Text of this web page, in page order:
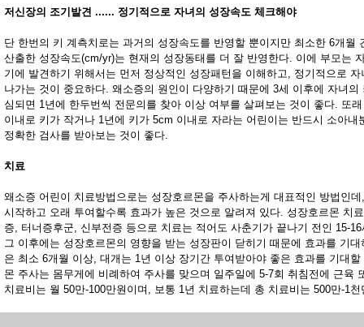
저신장의 조기발견 ...... 정기적으로 자녀의 성장속도 체크해야
단 한번의 키 계측치로는 과거의 성장속도를 반영할 뿐이지만 최소한 6개월
산출한 성장속도(cm/yr)는 현재의 성장동태를 더 잘 반영한다. 이에 부모는
기에 발견하기 위해서는 먼저 정상적인 성장패턴을 이해하고, 정기적으로
나가는 것이 중요하다. 왜소증의 원인이 다양하기 때문에 3세 이후에 자녀
심되면 1년에 한두번씩 전문의를 찾아 이상 여부를 살펴보는 것이 좋다. 또
이내로 키가 작거나 1년에 키가 5cm 이내로 자라는 어린이는 반드시 소아내
정확한 검사를 받아보는 것이 좋다.
치료
왜소증 어린이 치료방법으로는 성장호르몬을 주사하는게 대표적인 방법인
시작하고 오래 투여할수록 효과가 높은 것으로 알려져 있다. 성장호르몬 치
증, 터너증후군, 신부전증 등으로 치료는 적어도 사춘기가 끝나기 전인 15-
그 이후에는 성장호르몬의 영향을 받는 성장판이 닫히기 때문에 효과를 기
은 최소 6개월 이상, 대개는 1년 이상 장기간 투여받아야 좋은 효과를 기대
몬 주사는 몸무게에 비례하여 주사를 맞으며 일주일에 5-7회 취침전에 근육
치료비는 월 50만-100만원이며, 보통 1년 치료하는데 총 치료비는 500만-1